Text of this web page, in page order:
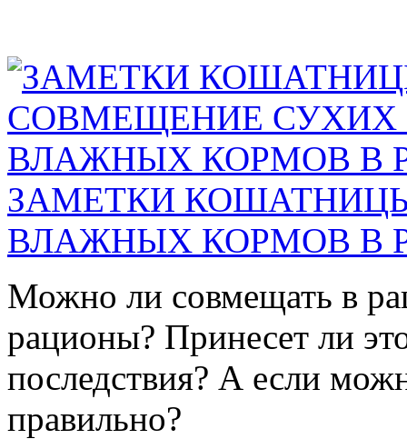
ЗАМЕТКИ
ВЛАЖНЫХ КОРМОВ В
Можно ли совмещать в
рационы? Принесет ли
последствия? А если
правильно?